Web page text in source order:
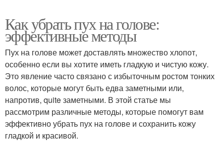
Как убрать пух на голове:
эффективные методы
Пух на голове может доставлять множество хлопот,
особенно если вы хотите иметь гладкую и чистую кожу.
Это явление часто связано с избыточным ростом тонких
волос, которые могут быть едва заметными или,
напротив, quite заметными. В этой статье мы
рассмотрим различные методы, которые помогут вам
эффективно убрать пух на голове и сохранить кожу
гладкой и красивой.